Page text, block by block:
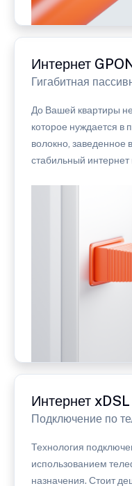
Интернет
Гигабитная
До Вашей квартиры
которое нуждается в
волокно, заведенное
стабильный интернет
Интернет xDSL
Подключение по
Технология
использованием
назначения. Стоит